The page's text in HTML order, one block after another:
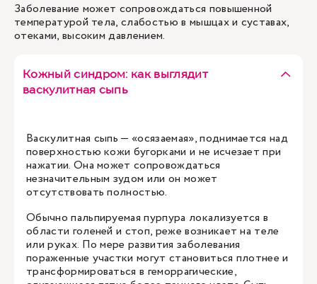
Заболевание может сопровождаться повышенной
температурой тела, слабостью в мышцах и суставах,
отеками, высоким давлением.
Кожный синдром: как выглядит
васкулитная сыпь
Васкулитная сыпь — «осязаемая», поднимается над
поверхностью кожи бугорками и не исчезает при
нажатии. Она может сопровождаться
незначительным зудом или он может
отсутствовать полностью.
Обычно пальпируемая пурпура локализуется в
области голеней и стоп, реже возникает на теле
или руках. По мере развития заболевания
пораженные участки могут становиться плотнее и
трансформироваться в геморрагические,